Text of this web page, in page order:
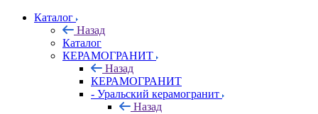
Каталог
Назад
Каталог
КЕРАМОГРАНИТ
Назад
КЕРАМОГРАНИТ
- Уральский керамогранит
Назад